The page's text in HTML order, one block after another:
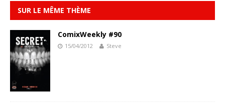
SUR LE MÊME THÈME
ComixWeekly #90
15/04/2012 Steve